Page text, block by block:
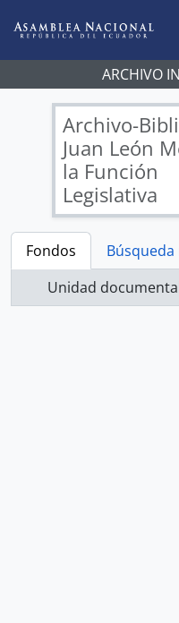
ARCHIVO
Archivo-
Juan León
la Función
Legislativa
Fondos
Unidad